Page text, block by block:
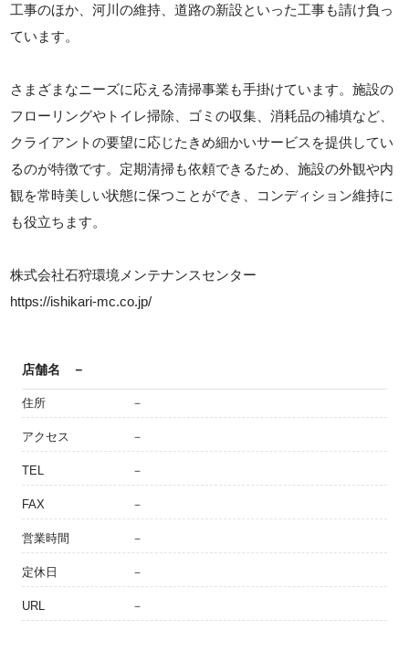
工事のほか、河川の維持、道路の新設といった工事も請け負っ
ています。
さまざまなニーズに応える清掃事業も手掛けています。施設の
フローリングやトイレ掃除、ゴミの収集、消耗品の補填など、
クライアントの要望に応じたきめ細かいサービスを提供してい
るのが特徴です。定期清掃も依頼できるため、施設の外観や内
観を常時美しい状態に保つことができ、コンディション維持に
も役立ちます。
株式会社石狩環境メンテナンスセンター
https://ishikari-mc.co.jp/
店舗名 －
住所 －
アクセス －
TEL －
FAX －
営業時間 －
定休日 －
URL －